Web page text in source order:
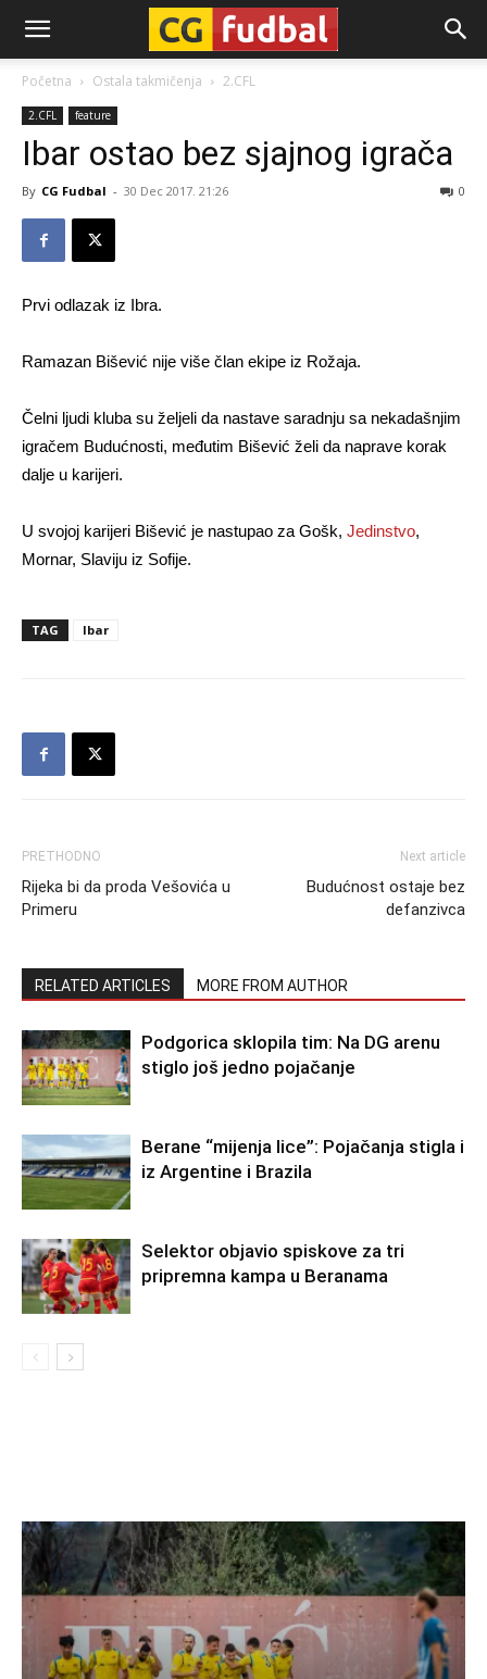
CG-
Fudbal
Početna Ostala takmičenja 2.CFL
2.CFL feature
Ibar ostao bez sjajnog igrača
By CG Fudbal - 30 Dec 2017. 21:26 0
Prvi odlazak iz Ibra.
Ramazan Bišević nije više član ekipe iz Rožaja.
Čelni ljudi kluba su željeli da nastave saradnju sa nekadašnjim
igračem Budućnosti, međutim Bišević želi da naprave korak
dalje u karijeri.
U svojoj karijeri Bišević je nastupao za Gošk, Jedinstvo,
Mornar, Slaviju iz Sofije.
TAG Ibar
PRETHODNO
Rijeka bi da proda Vešovića u
Primeru
Next article
Budućnost ostaje bez
defanzivca
RELATED ARTICLES MORE FROM AUTHOR
Podgorica sklopila tim: Na DG arenu
stiglo još jedno pojačanje
Berane “mijenja lice”: Pojačanja stigla i
iz Argentine i Brazila
Selektor objavio spiskove za tri
pripremna kampa u Beranama